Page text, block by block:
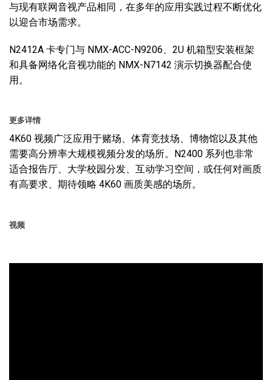
与现有联网音视产品相同，在多年的应用实践过程不断优化
以迎合市场需求。
N2412A 卡专门与 NMX-ACC-N9206、2U 机箱型安装框架
和具备网络化音视功能的 NMX-N7142 演示切换器配合使
用。
更多详情
4K60 视频广泛应用于赌场、体育竞技场、博物馆以及其他
需要高分辨率大规模视频分发的场所。N2400 系列也非常
适合报告厅、大学校园分发、互动学习空间，或任何对画质
有高要求、期待领略 4K60 画质美感的场所。
视频